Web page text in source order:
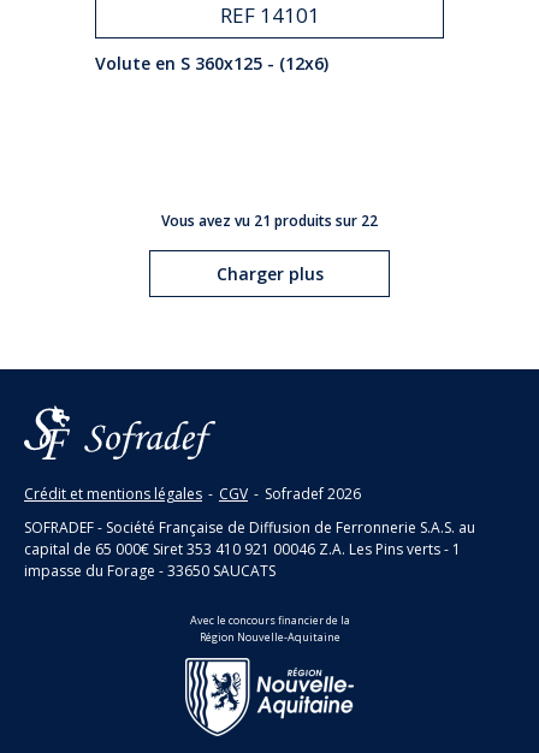
REF 14101
Volute en S 360x125 - (12x6)
Vous avez vu 21 produits sur 22
Charger plus
Avec le concours financier de la
Région Nouvelle-Aquitaine
Crédit et mentions légales - CGV - Sofradef2026
SOFRADEF - Société Française de Diffusion de Ferronnerie S.A.S. au
capital de 65 000€ Siret 353 410 921 00046 Z.A. Les Pins verts - 1
impasse du Forage - 33650 SAUCATS